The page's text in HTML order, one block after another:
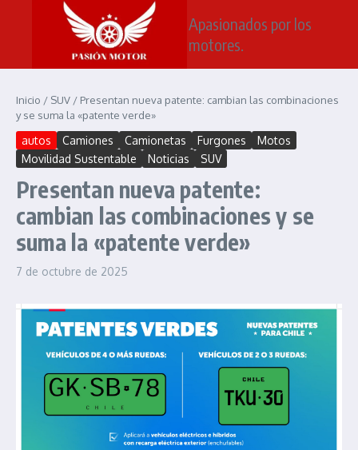
Saltar al contenido
Apasionados por los
motores.
Inicio / SUV / Presentan nueva patente: cambian las combinaciones
y se suma la «patente verde»
autos Camiones Camionetas Furgones
Motos
Movilidad Sustentable
Noticias SUV
Presentan nueva patente:
cambian las combinaciones y se
suma la «patente verde»
7 de octubre de 2025